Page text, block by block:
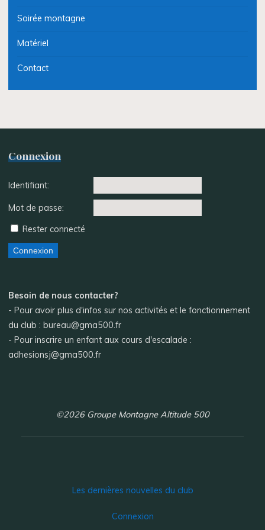
Soirée montagne
Matériel
Contact
Connexion
Identifiant:
Mot de passe:
Rester connecté
Connexion
Besoin de nous contacter?
- Pour avoir plus d'infos sur nos activités et le fonctionnement
du club : bureau@gma500.fr
- Pour inscrire un enfant aux cours d'escalade :
adhesionsj@gma500.fr
©2026 Groupe Montagne Altitude 500
Les dernières nouvelles du club
Connexion